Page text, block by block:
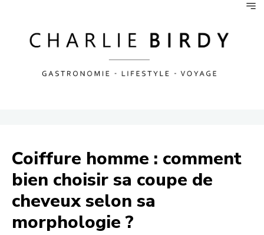
Coiffure homme : comment
bien choisir sa coupe de
cheveux selon sa
morphologie ?